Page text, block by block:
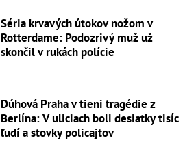
Séria krvavých útokov nožom v
Rotterdame: Podozrivý muž už
skončil v rukách polície
Dúhová Praha v tieni tragédie z
Berlína: V uliciach boli desiatky tisíc
ľudí a stovky policajtov